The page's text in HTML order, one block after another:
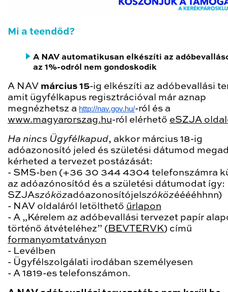
Mi a teendőd?
A NAV automatikusan elkészíti az
az 1%-odról nem gondoskodik
A NAV március 15-ig elkészíti az adóbevallási
amit ügyfélkapus regisztrációval már aznap
megnézhetsz a http://nav.gov.hu/-ról és a
www.magyarorszag.hu-ról elérhető eSZJA
Ha nincs Ügyfélkapud, akkor március 18-ig
adóazonosító jeled és születési dátumod
kérheted a tervezet postázását:
- SMS-ben (+36 30 344 4304 telefonszámra
az adóazónosítód és a születési dátumodat így:
SZJAszóközadóazonosítójel szóközééééhhnn)
- NAV oldaláról letölthető űrlapon
- A „Kérelem az adóbevallási tervezet papír
történő átvételéhez” (BEVTERVK) című
formanyomtatványon
- Levélben
- Ügyfélszolgálati irodában személyesen
- A 1819-es telefonszámon.